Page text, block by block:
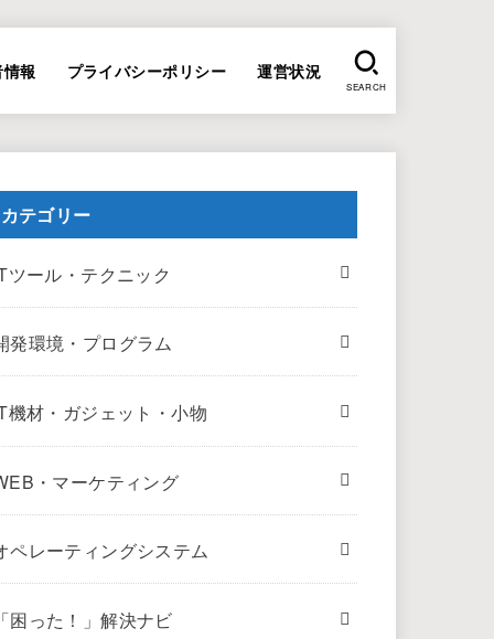
報 プライバシーポリシー 運営状況
SEARCH
カテゴリー
ツール・テクニック
発環境・プログラム
機材・ガジェット・小物
・マーケティング
ペレーティングシステム
困った！」解決ナビ